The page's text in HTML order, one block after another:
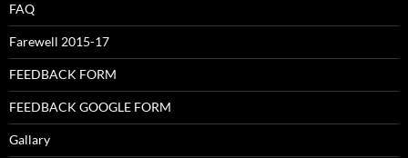
FAQ
Farewell 2015-17
FEEDBACK FORM
FEEDBACK GOOGLE FORM
Gallary